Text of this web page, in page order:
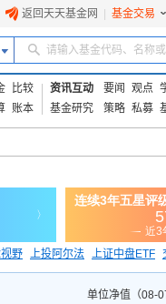
返回天天基金网 基金交易
请输入基金代码、名称
比较
账本
资讯互动 要闻 观点
基金研究
策略 私募
野 上投阿尔法 上证中盘ETF
单位净值（08-